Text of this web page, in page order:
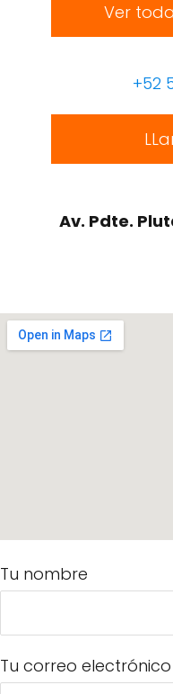
Ver
+52
Av. Pdte.
Tu nombre
Tu correo electrónico